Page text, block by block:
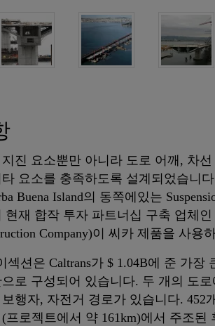
진 요소뿐만 아니라 도로 어깨, 차
요소를 충족하도록 설계되었습니
Buena Island의 동쪽에있는
재 합작 투자 파트너십 구축 업체
Company)이 씨카 제품을 사용
섹션은 Caltrans가 $ 1.04B에 준 가장
로 구성되어 있습니다. 두 개의 도
행자, 자전거 경로가 있습니다. 452
로젝트에서 약 161km)에서 주조된